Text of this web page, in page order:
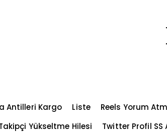
Antilleri Kargo Liste Reels Yorum
Yükseltme Hilesi
Twitter Profil SS